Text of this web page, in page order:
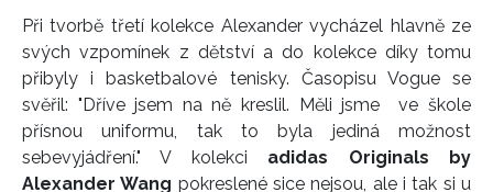
Při tvorbě třetí kolekce Alexander vycházel hlavně ze
svých vzpomínek z dětství a do kolekce díky tomu
přibyly i basketbalové tenisky. Časopisu Vogue se
svěřil: "Dříve jsem na ně kreslil. Měli jsme ve škole
přísnou uniformu, tak to byla jediná možnost
sebevyjádření." V kolekci adidas Originals by
Alexander Wang pokreslené sice nejsou, ale i tak si u